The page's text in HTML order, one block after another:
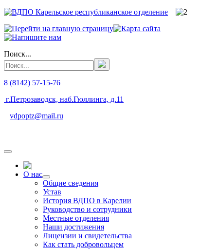
Поиск...
8 (8142) 57-15-76
г.Петрозаводск, наб.Гюллинга, д.11
vdpoptz@mail.ru
О нас
Общие сведения
Устав
История ВДПО в Карелии
Руководство и сотрудники
Местные отделения
Наши достижения
Лицензии и свидетельства
Как стать добровольцем